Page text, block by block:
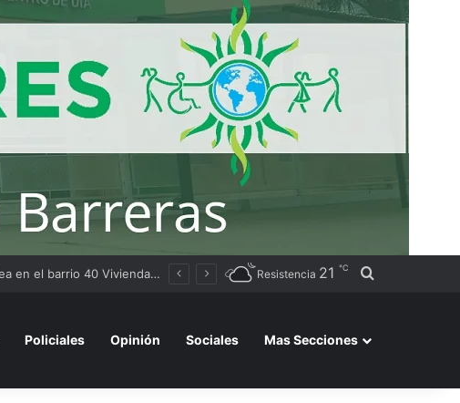
Sameep anunció que comenzó la distribución de agua a las localidades del Segundo Acueducto tras la recarga de cisternas en Sáenz Peña Resistencia 21 ℃ Buscar por
Policiales Opinión Sociales Mas Secciones